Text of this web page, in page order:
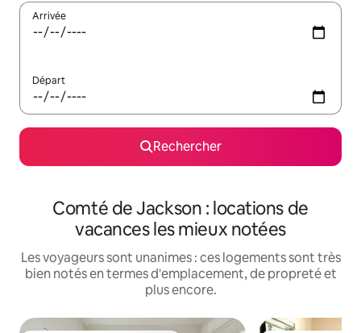
Arrivée
Départ
Rechercher
Comté de Jackson : locations de
vacances les mieux notées
Les voyageurs sont unanimes : ces logements sont très
bien notés en termes d'emplacement, de propreté et
plus encore.